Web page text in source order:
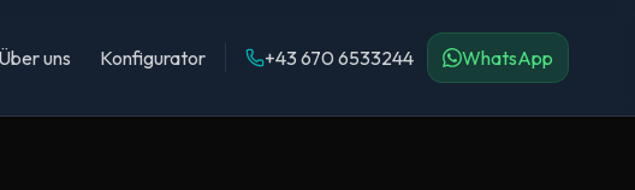
Über uns Konfigurator +43 670 6533244 WhatsApp